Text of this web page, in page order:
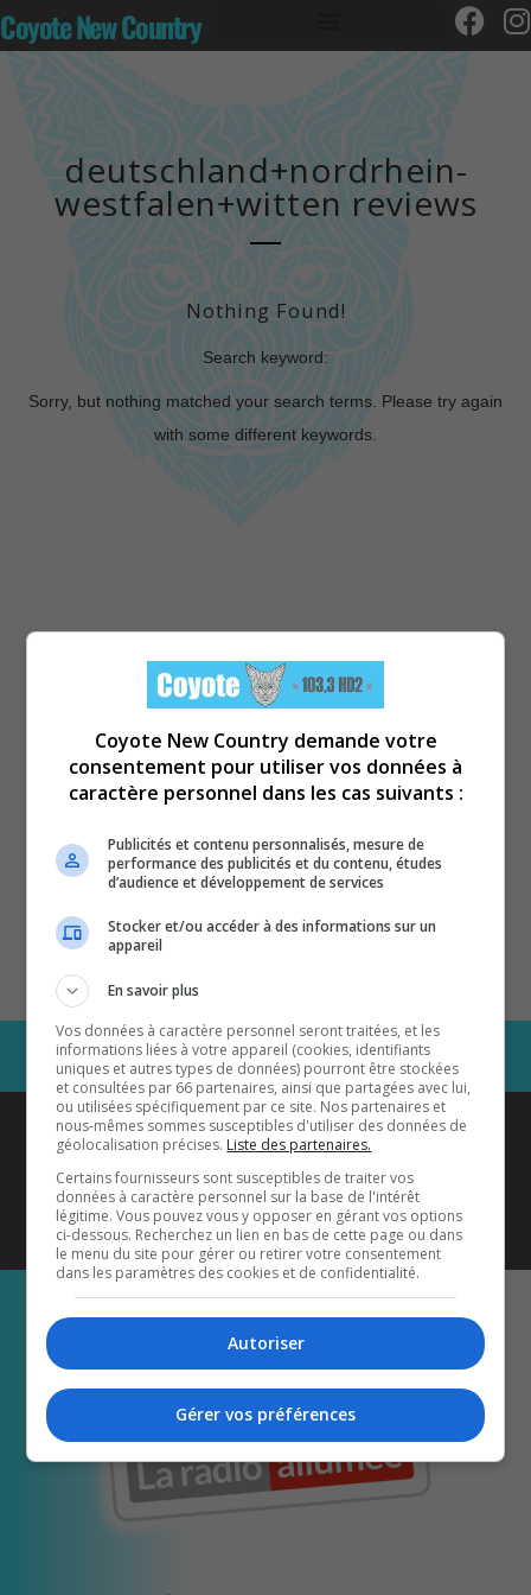
Coyote New Country
deutschland+nordrhein-
westfalen+witten reviews
Nothing Found!
Search keyword:
Sorry, but nothing matched your search terms. Please try again
with some different keywords.
Coyote New Countryest diffusé
également sur1033 HD2
Écoutez-nous aussi sur…
Coyote New Country demande votre
consentement pour utiliser vos données à
caractère personnel dans les cas suivants :
Publicités et contenu personnalisés, mesure de
performance des publicités et du contenu, études
d’audience et développement de services
Stocker et/ou accéder à des informations sur un
appareil
En savoir plus
Vos données à caractère personnel seront traitées, et les
informations liées à votre appareil (cookies, identifiants
uniques et autres types de données) pourront être stockées
et consultées par 66 partenaires, ainsi que partagées avec lui,
ou utilisées spécifiquement par ce site. Nos partenaires et
nous-mêmes sommes susceptibles d'utiliser des données de
géolocalisation précises. Liste des partenaires.
Certains fournisseurs sont susceptibles de traiter vos
données à caractère personnel sur la base de l'intérêt
légitime. Vous pouvez vous y opposer en gérant vos options
ci-dessous. Recherchez un lien en bas de cette page ou dans
le menu du site pour gérer ou retirer votre consentement
dans les paramètres des cookies et de confidentialité.
Autoriser
Gérer vos préférences